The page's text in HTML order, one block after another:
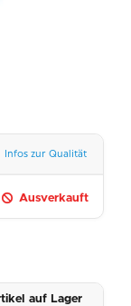
Infos zur Qualität
Ausverkauft
auf Lager